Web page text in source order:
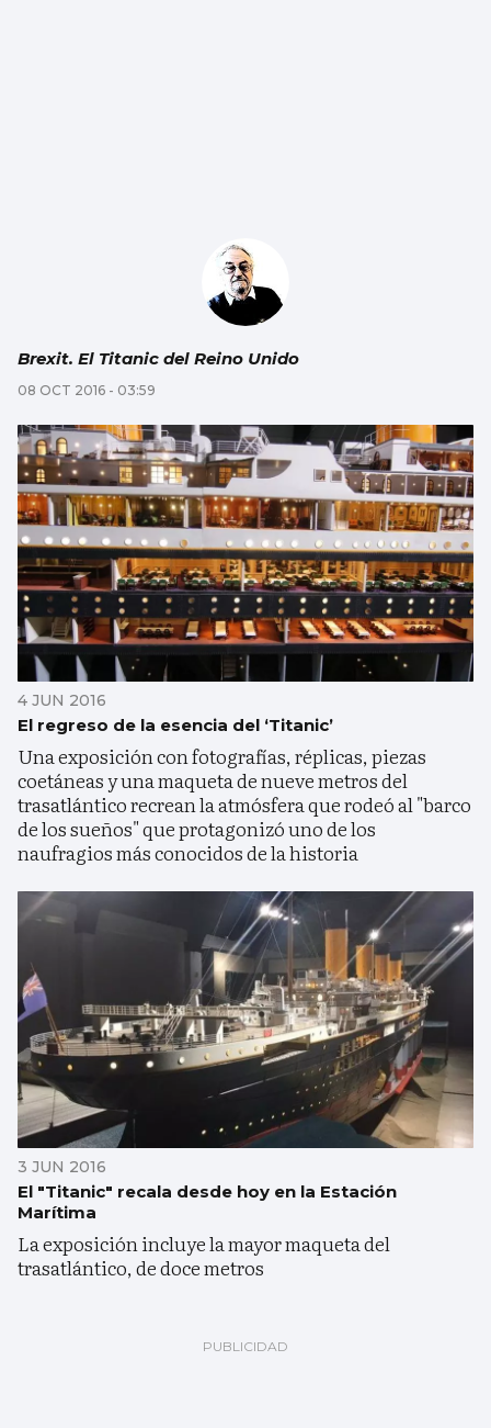
Brexit. El Titanic del Reino Unido
08 OCT 2016 - 03:59
4 JUN 2016
El regreso de la esencia del ‘Titanic’
Una exposición con fotografías, réplicas, piezas
coetáneas y una maqueta de nueve metros del
trasatlántico recrean la atmósfera que rodeó al "barco
de los sueños" que protagonizó uno de los
naufragios más conocidos de la historia
3 JUN 2016
El "Titanic" recala desde hoy en la Estación
Marítima
La exposición incluye la mayor maqueta del
trasatlántico, de doce metros